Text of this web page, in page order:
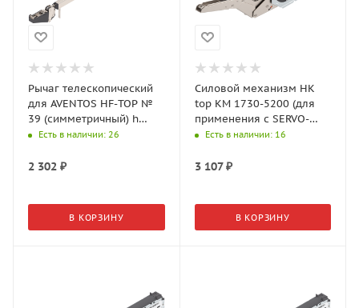
Рычаг телескопический
для AVENTOS HF-TOP №
39 (симметричный) h
корпуса 840-1200 мм
Есть в наличии: 26
2 302 ₽
В КОРЗИНУ
Силовой механизм HK
top КМ 1730-5200 (для
применения с SERVO-
DRIVE) 22K2701
Есть в наличии: 16
3 107₽
В КОРЗИНУ